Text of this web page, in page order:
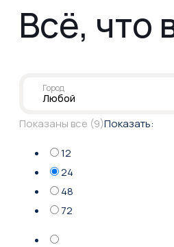
Всё, что
Город
Любой
Показаны все (9)Сортировка:
Показать:
12
24
48
72